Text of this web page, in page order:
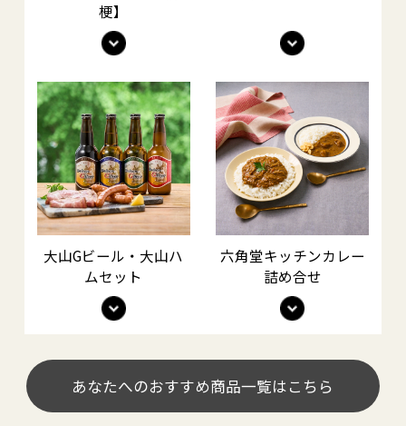
梗】
大山Gビール・大山ハ
ムセット
六角堂キッチンカレー
詰め合せ
あなたへのおすすめ商品一覧はこちら